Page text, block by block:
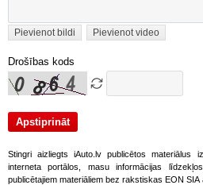
Pievienot bildi Pievienot video
Drošības kods
Stingri aizliegts iAuto.lv publicētos materiālus
interneta portālos, masu informācijas
publicētajiem materiāliem bez rakstiskas EON SIA